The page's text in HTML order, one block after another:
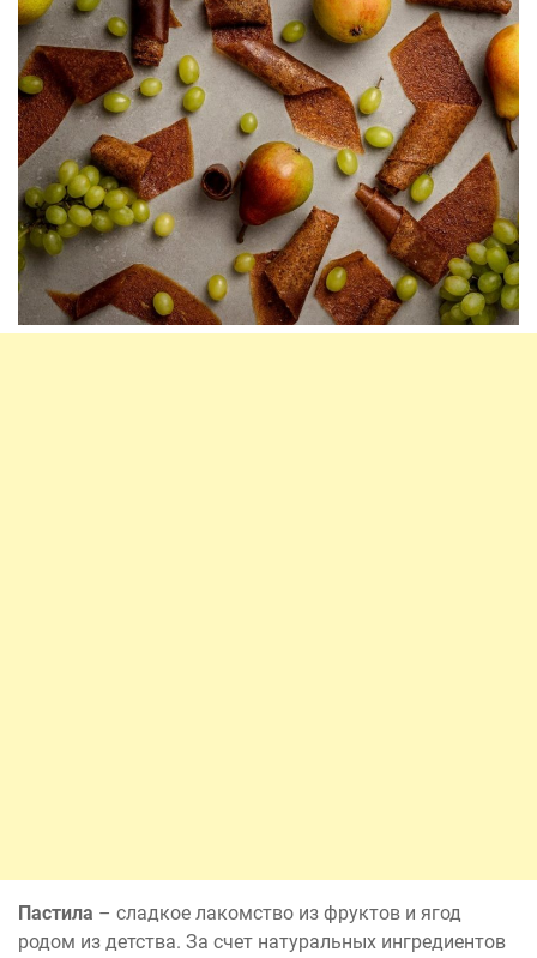
Пастила – сладкое лакомство из фруктов и ягод
родом из детства. За счет натуральных ингредиентов